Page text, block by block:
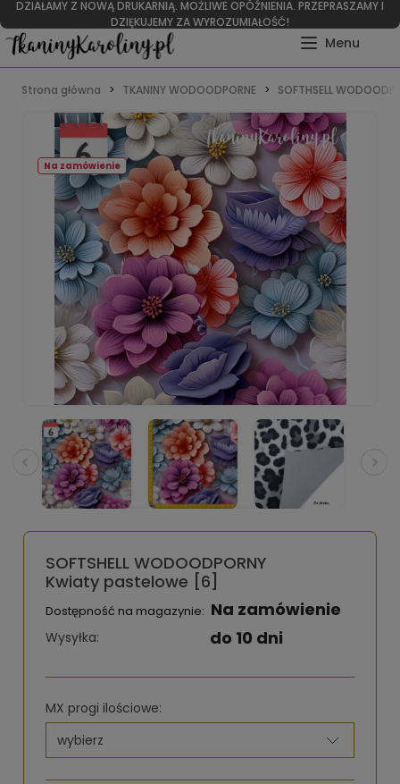
DZIAŁAMY Z NOWĄ DRUKARNIĄ. MOŻLIWE OPÓŹNIENIA. PRZEPRASZAMY I
DZIĘKUJEMY ZA WYROZUMIAŁOŚĆ!
Strona główna TKANINY WODOODPORNE SOFTHSELL
Na zamówienie
SOFTSHELL WODOODPORNY
Kwiaty pastelowe [6]
Dostępność na magazynie: Na zamówienie
Wysyłka: do 10 dni
MX progi ilościowe: